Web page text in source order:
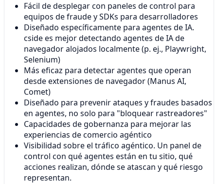
Fácil de desplegar con paneles de control para
equipos de fraude y SDKs para desarrolladores
Diseñado específicamente para agentes de IA.
cside es mejor detectando agentes de IA de
navegador alojados localmente (p. ej., Playwright,
Selenium)
Más eficaz para detectar agentes que operan
desde extensiones de navegador (Manus AI,
Comet)
Diseñado para prevenir ataques y fraudes basados
en agentes, no solo para "bloquear rastreadores"
Capacidades de gobernanza para mejorar las
experiencias de comercio agéntico
Visibilidad sobre el tráfico agéntico. Un panel de
control con qué agentes están en tu sitio, qué
acciones realizan, dónde se atascan y qué riesgo
representan.